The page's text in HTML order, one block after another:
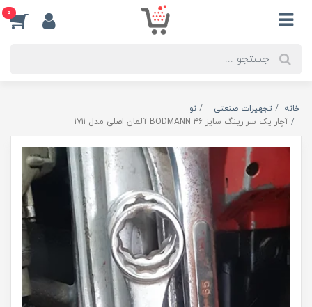
0
خانه تجهیزات صنعتی
نو
آچار یک سر رینگ سایز ۴۶ BODMANN آلمان اصلی مدل ۱۷۱۱